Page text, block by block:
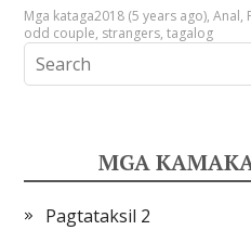
Mga kataga2018 (5 years ago),Anal,
odd couple, strangers,tagalog
MGA
Pagtataksil 2